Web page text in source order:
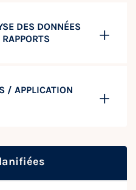
DES DONNÉES
/ APPLICATION